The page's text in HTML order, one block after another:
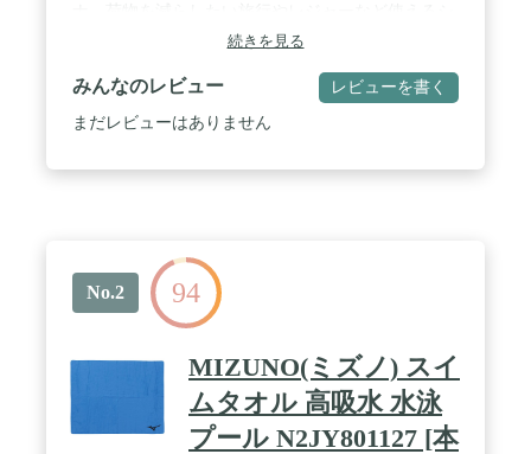
ーンは様々です。 / ※本商品は2024年2月1日より製
品価格が改定となります。商品タグの表記が新旧価
格混在している場合がございますが、製品上の違い
はございません。※【乾いても硬くならない】ソフ
トでしなやかな肌触り、従来のセームタオルとはま
用することができます。 / 【携帯性抜群】持ち運び
にも使える便利なクリアボトル付き、キャップはカ
ラビナ式でカバンなどに掛けられます。またセーム
タオルはコンパクトに折り畳めるので持ち運びやす
く、収納時も場所をとりません。 / 【カットオフ処
理】はさみで切りっぱなしでもフチがほつれないか
ら、用途に応じてお好きなサイズにカットして使用
可能です。サイズはM(W430×H320 mm)、
L(W680×H430 mm)の2種類。
続きを見る
みんなのレビュー レビューを書く
まだレビューはありません
No.2 94
MIZUNO(ミズノ) スイ
ムタオル 高吸水 水泳
プール N2JY801127 [本